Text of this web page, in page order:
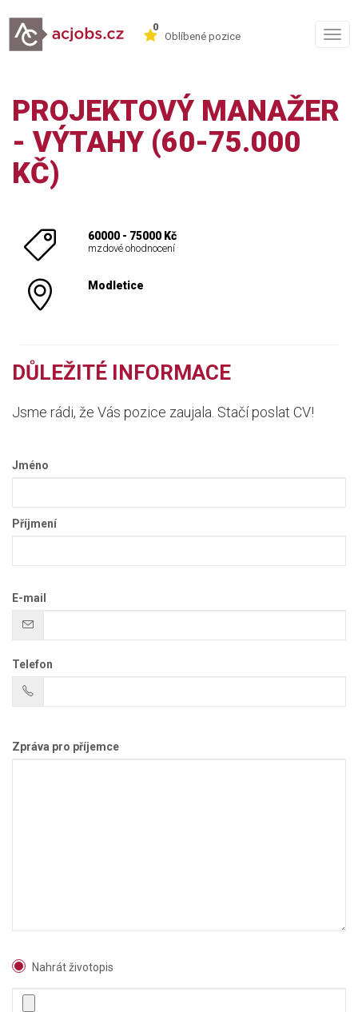
0
Oblíbené pozice
PROJEKTOVÝ MANAŽER
- VÝTAHY (60-75.000
KČ)
60000 - 75000 Kč
mzdové ohodnocení
Modletice
DŮLEŽITÉ INFORMACE
Jsme rádi, že Vás pozice zaujala. Stačí poslat CV!
Jméno
Příjmení
E-mail
Telefon
Zpráva pro příjemce
Nahrát životopis